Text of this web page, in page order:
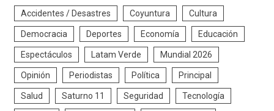
Accidentes / Desastres Coyuntura Cultura
Democracia Deportes Economía Educación
Espectáculos Latam Verde Mundial 2026
Opinión Periodistas Política Principal
Salud Saturno 11 Seguridad Tecnología